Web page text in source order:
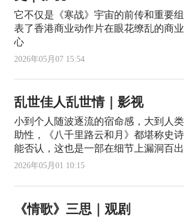
它不仅是《寒战》宇宙的前传和重要
表了香港商业动作片在眼花缭乱的商
心
2026年05月07 15:54
乱世佳人乱世情｜影视
小到个人随波逐流的宿命感，大到人
助性，《八千里路云和月》都堪称史
能否认，这也是一部在细节上漏洞百
2026年05月01 10:15
《情歌》三思｜观剧